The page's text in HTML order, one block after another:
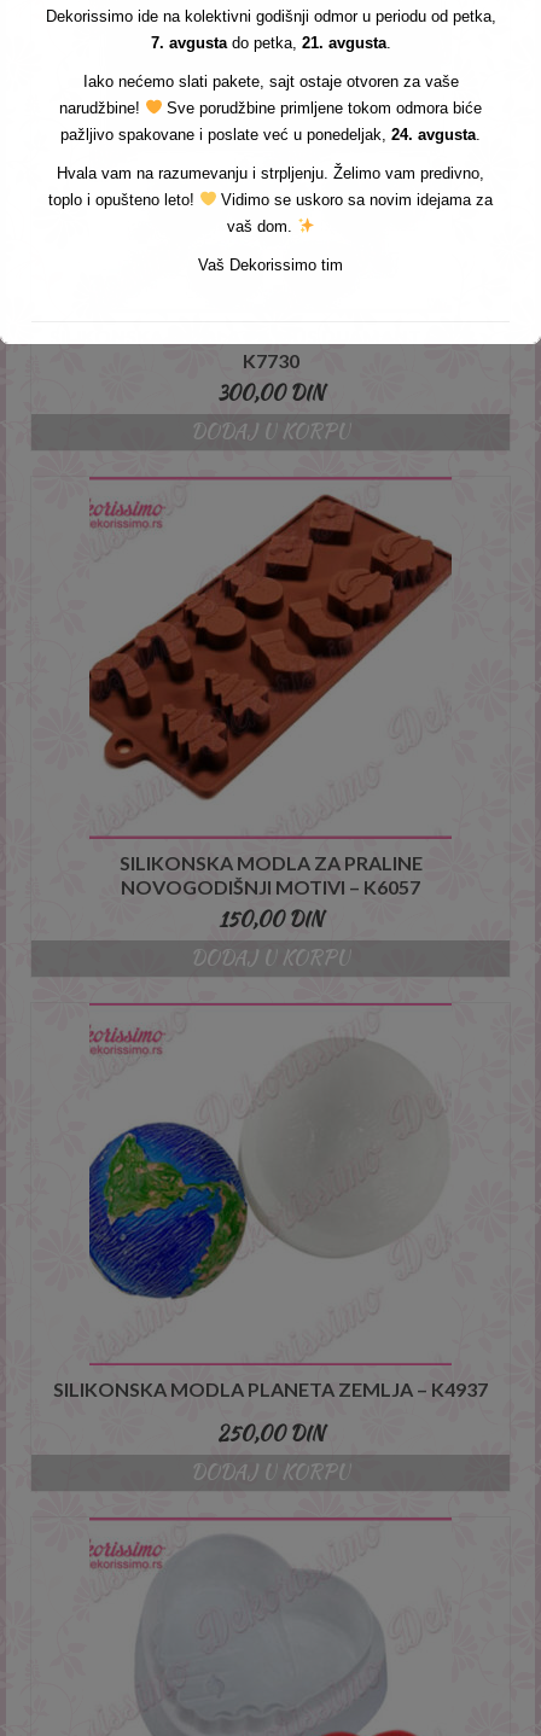
K7730
300,00DIN
DODAJ U KORPU
SILIKONSKA MODLA ZA PRALINE
NOVOGODIŠNJI MOTIVI – K6057
150,00DIN
DODAJ U KORPU
SILIKONSKA MODLA PLANETA ZEMLJA – K4937
250,00DIN
DODAJ U KORPU
Dekorissimo ide na kolektivni godišnji odmor u periodu od petka,
7. avgustado petka, 21. avgusta.
Iako nećemo slati pakete, sajt ostaje otvoren za vaše
narudžbine!
Sve porudžbine primljene tokom odmora biće
pažljivo spakovane i poslate već u ponedeljak, 24. avgusta
Hvala vam na razumevanju i strpljenju. Želimo vam predivno,
toplo i opušteno leto!
Vidimo se uskoro sa novim idejama za
vaš dom.
Vaš Dekorissimo tim
This will close in3seconds